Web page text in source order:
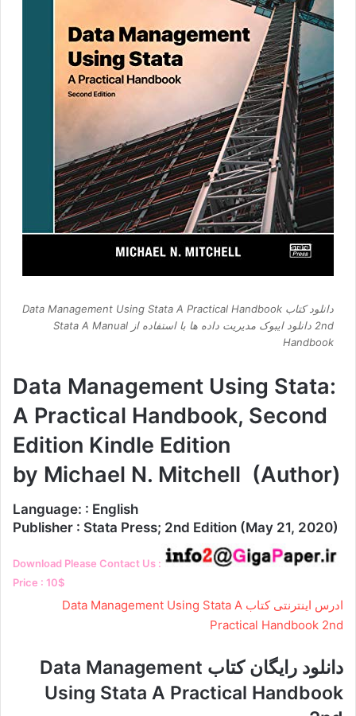
دانلود کتاب Data Management Using Stata A Practical Handbook
2nd دانلود ایبوک مدیریت داده ها با استفاده از Stata A Manual
Handbook
Data Management Using Stata:
A Practical Handbook, Second
Edition Kindle Edition
by Michael N. Mitchell (Author)
Language: : English
Publisher : Stata Press; 2nd Edition (May 21, 2020)
Download Please Contact Us :
Price : 10$
ادرس اینترنتی کتاب Data Management Using Stata A
Practical Handbook 2nd
دانلود رایگان کتاب Data Management
Using Stata A Practical Handbook